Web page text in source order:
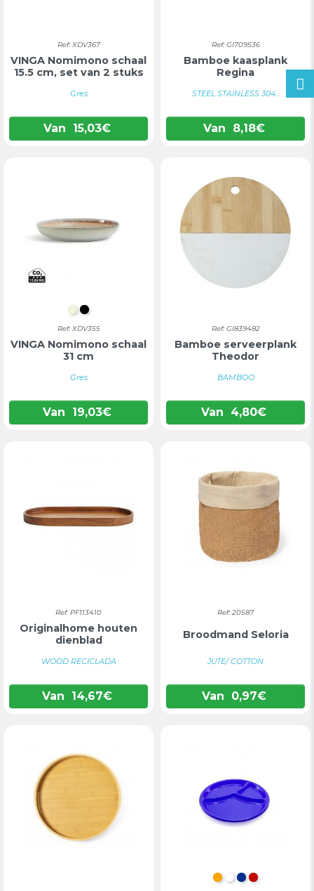
Ref: XDV367
VINGA Nomimono schaal
15.5 cm, set van 2 stuks
Gres
Van 15,03€
Ref: GI709536
Bamboe kaasplank
Regina
STEEL STAINLESS 304...
Van 8,18€
BEIGE
ZWART
Ref: XDV355
VINGA Nomimono schaal
31 cm
Gres
Van 19,03€
Ref: GI839482
Bamboe serveerplank
Theodor
BAMBOO
Van 4,80€
Ref: PF113410
Originalhome houten
dienblad
WOOD RECICLADA
Van 14,67€
Ref: 20587
Broodmand Seloria
JUTE/ COTTON
Van 0,97€
ORANJE
WITBLAUW
ROOD